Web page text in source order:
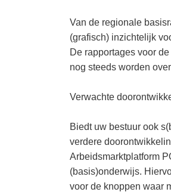
Van de regionale
(grafisch) inzichtelijk
De rapportages voor
nog steeds worden
Verwachte
Biedt uw bestuur ook
verdere
Arbeidsmarktplatform
(basis)onderwijs.
voor de knoppen waar